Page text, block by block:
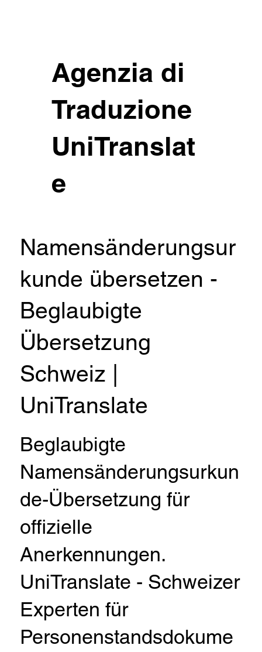
Agenzia di
Traduzione
UniTranslat
e
Namensänderungsur
kunde übersetzen -
Beglaubigte
Übersetzung
Schweiz |
UniTranslate
Beglaubigte
Namensänderungsurkun
de-Übersetzung für
offizielle
Anerkennungen.
UniTranslate - Schweizer
Experten für
Personenstandsdokume